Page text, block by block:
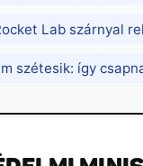
Lab szárnyal
szétesik: így